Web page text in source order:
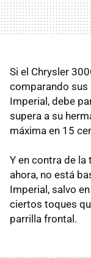
Si el Chrysler
comparando sus
Imperial, debe
supera a su
máxima en 15
Y en contra de
ahora, no está
Imperial, salvo
ciertos toques
parrilla frontal.